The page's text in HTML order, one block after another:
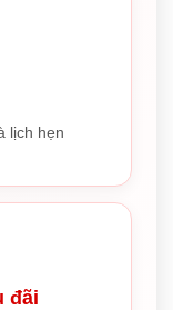
lịch hẹn
đãi